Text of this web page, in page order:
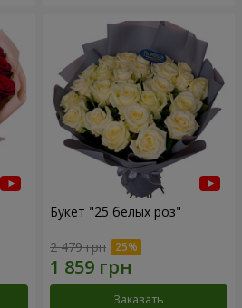
Букет "25 белых роз"
2 479 грн
Заказать